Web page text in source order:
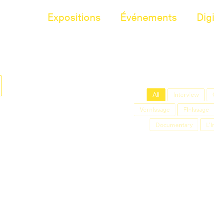
Expositions Événements
All Interview
Vernissage
Finissage
Documentary